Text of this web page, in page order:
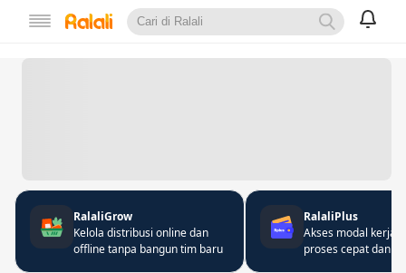
RalaliGrow
Kelola distribusi online dan
offline tanpa bangun tim baru
RalaliPlus
Akses modal kerja
proses cepat dan